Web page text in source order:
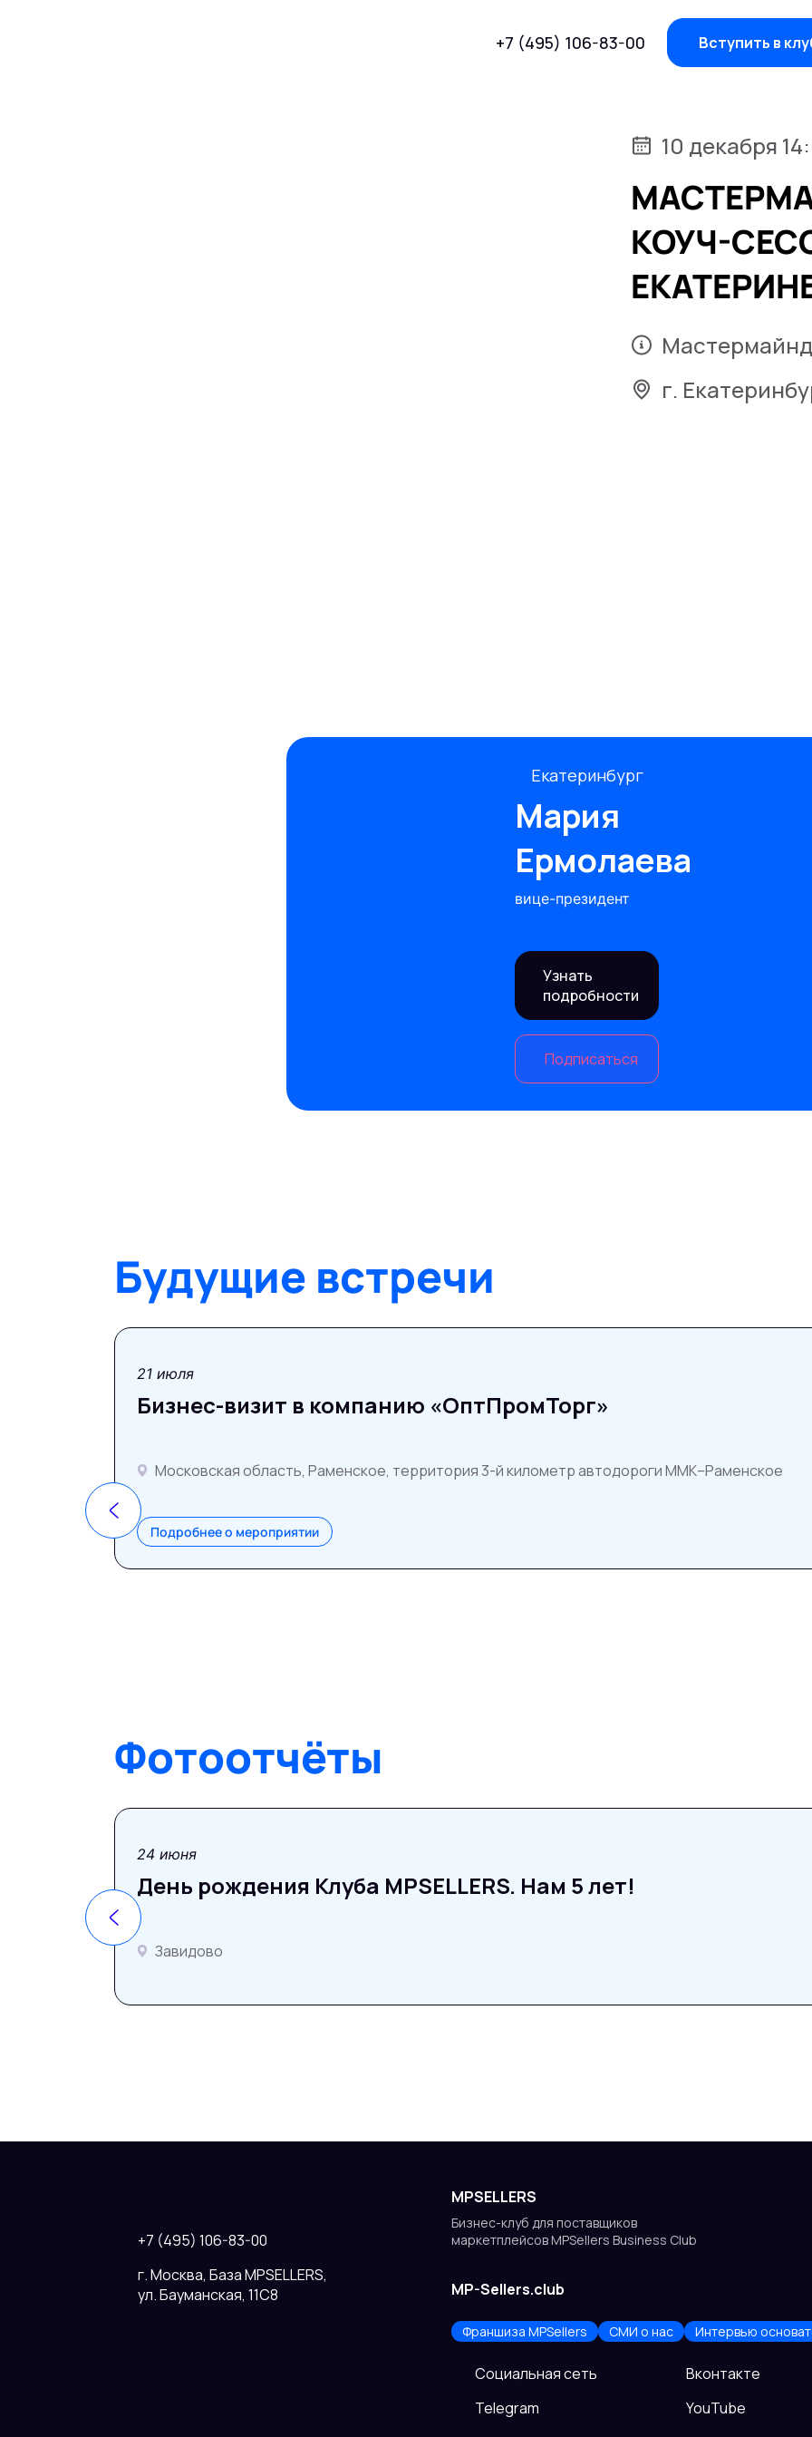
+7 (495) 106-83-00 Вступить в
10 декабря
КОУЧ-
г.
Екатеринбург
Мария
Ермолаева
вице-президент
Узнать
подробности
Подписаться
Будущие встречи
21 июля
Бизнес-визит в компанию «ОптПромТорг»
Московская область, Раменское, территория 3-й километр автодороги ММК–Раменское
Подробнее о мероприятии
Фотоотчёты
фотоотчёт
24 июня
День рождения Клуба MPSELLERS. Нам 5 лет!
Завидово
+7 (495) 106-83-00
г. Москва, База MPSELLERS,
ул. Бауманская, 11С8
MPSELLERS
Бизнес-клуб для поставщиков
маркетплейсов MPSellers Business Club
MP-Sellers.club
Франшиза MPSellers СМИ о нас Интервью
Cоциальная сеть
Вконтакте
Telegram
YouTube